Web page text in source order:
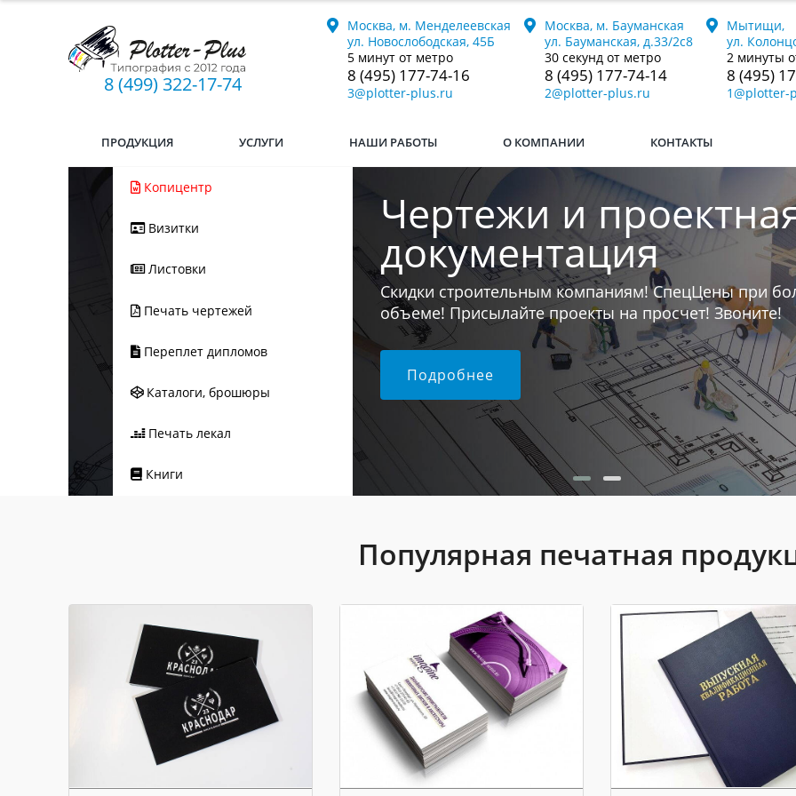
8 (499) 322-17-74
Москва, м. Менделеевская
ул. Новослободская, 45Б
5 минут от метро
8 (495) 177-74-16
3@plotter-plus.ru
Москва, м. Бауманская
ул. Бауманская, д.33/2с8
30 секунд от метро
8 (495) 177-74-14
2@plotter-plus.ru
Мытищи,
ул.
2 минуты
8 (495)
1@plotter-
ПРОДУКЦИЯ УСЛУГИ НАШИ РАБОТЫ О КОМПАНИИ КОНТАКТЫ
Копицентр
Визитки
Листовки
Печать чертежей
Переплет дипломов
Каталоги, брошюры
Печать лекал
Книги
Печатаем книги
Если у вас остался последний бумажный
мы переведём его в электронный формат и
любой тираж.
Популярная печатная